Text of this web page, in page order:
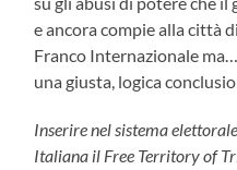
e ancora compie alla città
Franco Internazionale
una giusta, logica
Inserire nel sistema
Italiana il Free Territory of